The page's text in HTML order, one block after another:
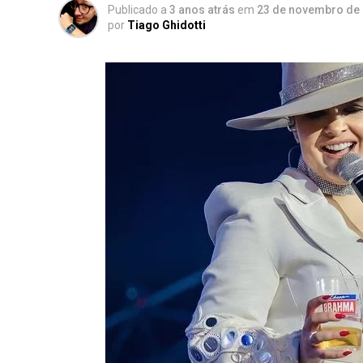
Publicado a 3 anos atrás em 23 de novembro de
por Tiago Ghidotti